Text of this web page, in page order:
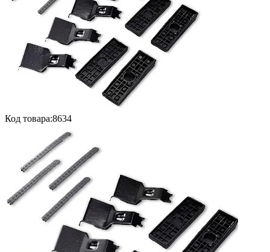
Код товара:8634